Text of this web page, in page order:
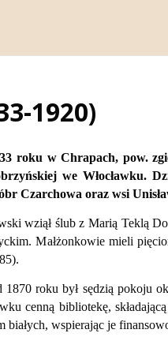
1920)
roku w Chrapach, pow.
we Włocławku.
Czarchowa oraz wsi
wziął ślub z Marią Teklą
Małżonkowie mieli
roku był sędzią pokoju
cenną bibliotekę,
białych, wspierając je